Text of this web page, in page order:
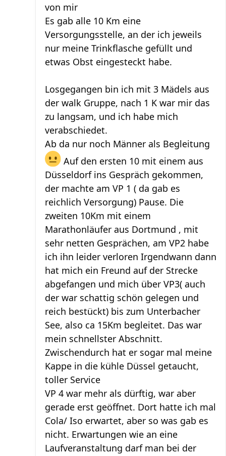
von mir
Es gab alle 10 Km eine
Versorgungsstelle, an der ich jeweils
nur meine Trinkflasche gefüllt und
etwas Obst eingesteckt habe.
Losgegangen bin ich mit 3 Mädels aus
der walk Gruppe, nach 1 K war mir das
zu langsam, und ich habe mich
verabschiedet.
Ab da nur noch Männer als Begleitung
Auf den ersten 10 mit einem aus
Düsseldorf ins Gespräch gekommen,
der machte am VP 1 ( da gab es
reichlich Versorgung) Pause. Die
zweiten 10Km mit einem
Marathonläufer aus Dortmund , mit
sehr netten Gesprächen, am VP2 habe
ich ihn leider verloren Irgendwann dann
hat mich ein Freund auf der Strecke
abgefangen und mich über VP3( auch
der war schattig schön gelegen und
reich bestückt) bis zum Unterbacher
See, also ca 15Km begleitet. Das war
mein schnellster Abschnitt.
Zwischendurch hat er sogar mal meine
Kappe in die kühle Düssel getaucht,
toller Service
VP 4 war mehr als dürftig, war aber
gerade erst geöffnet. Dort hatte ich mal
Cola/ Iso erwartet, aber so was gab es
nicht. Erwartungen wie an eine
Laufveranstaltung darf man bei der